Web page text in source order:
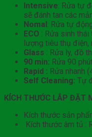
Intensive: Rửa tự
sẽ đánh tan các
Nomal: Rửa tự
ECO : Rửa sinh
lượng tiêu thụ điện,
Glass : Rửa ly, đồ
90 min: Rửa 90
Rapid : Rửa nhanh
Self Cleaning: Tự
KÍCH THƯỚC LẮP ĐẶT
Kích thước sản
Kích thước âm tủ :